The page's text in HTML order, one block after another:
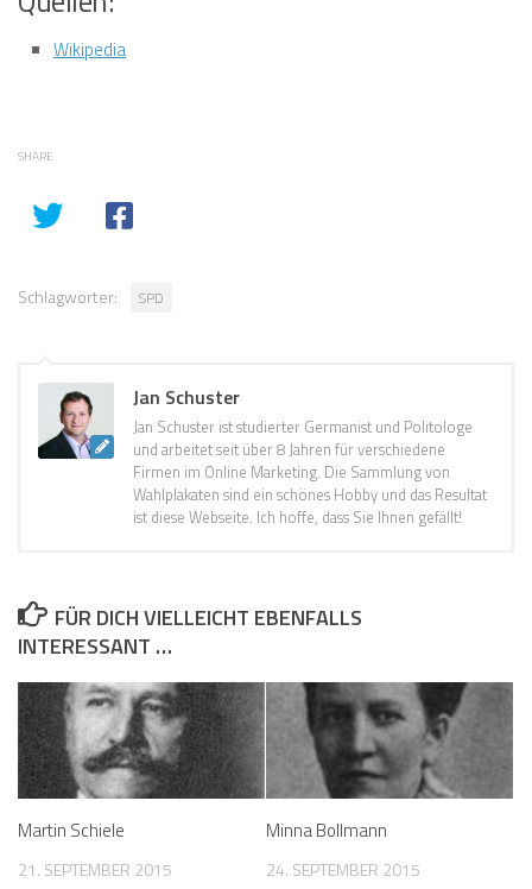
Wikipedia
SHARE
Schlagwörter: SPD
Jan Schuster
Jan Schuster ist studierter Germanist und Politologe
und arbeitet seit über 8 Jahren für verschiedene
Firmen im Online Marketing. Die Sammlung von
Wahlplakaten sind ein schönes Hobby und das Resultat
ist diese Webseite. Ich hoffe, dass Sie Ihnen gefällt!
FÜR DICH VIELLEICHT EBENFALLS
INTERESSANT …
Martin Schiele
21. SEPTEMBER 2015
Minna Bollmann
24. SEPTEMBER 2015